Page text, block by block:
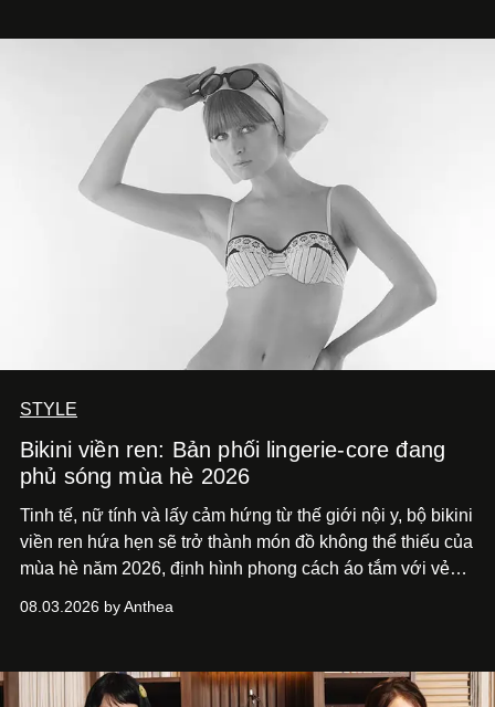
mải miết tìm kiếm sự đồng nhất tuyệt đối. Họ để những
đường nét, tỷ lệ và bảng màu nối liền hai thiết kế, dù mỗi
phiên bản vẫn mang linh hồn riêng.
STYLE
Bikini viền ren: Bản phối lingerie-core đang
phủ sóng mùa hè 2026
Tinh tế, nữ tính và lấy cảm hứng từ thế giới nội y, bộ bikini
viền ren hứa hẹn sẽ trở thành món đồ không thể thiếu của
mùa hè năm 2026, định hình phong cách áo tắm với vẻ
08.03.2026 by Anthea